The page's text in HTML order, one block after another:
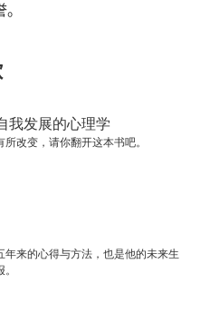
我发展的心理学
所改变，请你翻开这本书吧。
年来的心得与方法，也是他的未来生